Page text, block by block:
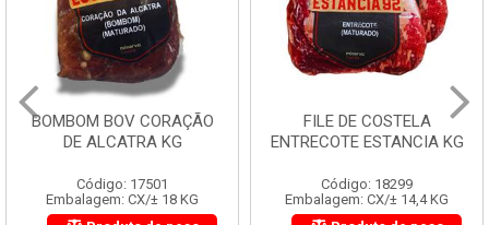
BOMBOM BOV CORAÇÃO
DE ALCATRA KG
Código: 17501
Embalagem: CX/± 18 KG
FILE DE COSTELA
ENTRECOTE ESTANCIA KG
Código: 18299
Embalagem: CX/± 14,4 KG